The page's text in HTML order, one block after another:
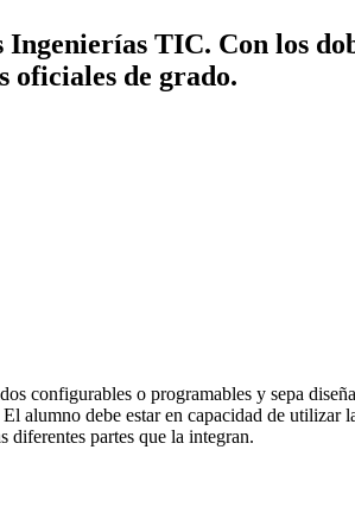
TIC. Con los
oficiales de grado.
configurables o programables y sepa
debe estar en capacidad de utilizar
partes que la integran.